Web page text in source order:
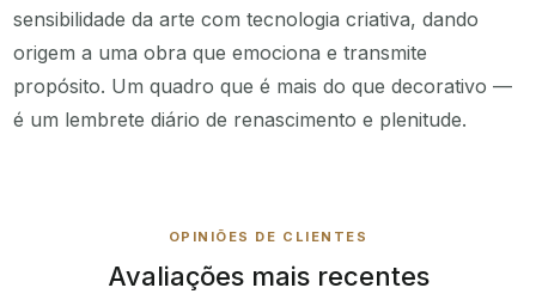
sensibilidade da arte com tecnologia criativa, dando
origem a uma obra que emociona e transmite
propósito. Um quadro que é mais do que decorativo —
é um lembrete diário de renascimento e plenitude.
OPINIÕES DE CLIENTES
Avaliações mais recentes